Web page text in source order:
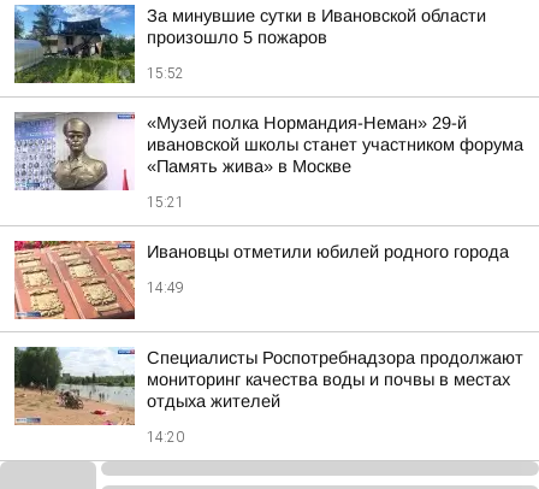
За минувшие сутки в Ивановской области
произошло 5 пожаров
15:52
«Музей полка Нормандия-Неман» 29-й
ивановской школы станет участником форума
«Память жива» в Москве
15:21
Ивановцы отметили юбилей родного города
14:49
Специалисты Роспотребнадзора продолжают
мониторинг качества воды и почвы в местах
отдыха жителей
14:20